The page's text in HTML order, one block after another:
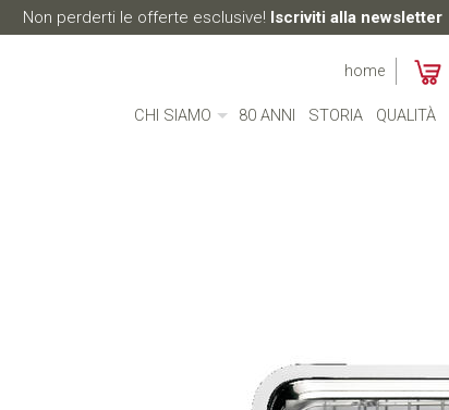
Non perderti le offerte esclusive! Iscriviti alla newsletter
home
CHI SIAMO 80 ANNI STORIA QUALITÀ